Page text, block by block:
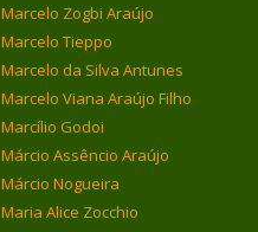
Marcelo Zogbi Araújo
Marcelo Tieppo
Marcelo da Silva Antunes
Marcelo Viana Araújo Filho
Marcílio Godoi
Márcio Assêncio Araújo
Márcio Nogueira
Maria Alice Zocchio